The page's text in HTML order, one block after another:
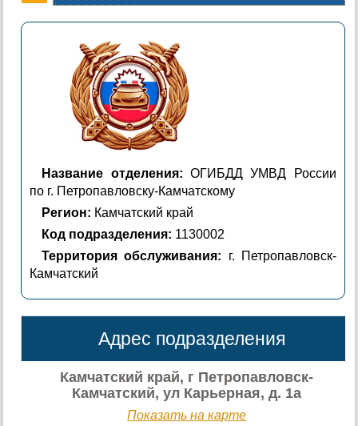
Название отделения: ОГИБДД УМВД России
по г. Петропавловску-Камчатскому
Регион: Камчатский край
Код подразделения: 1130002
Территория обслуживания: г. Петропавловск-
Камчатский
Адрес подразделения
Камчатский край, г Петропавловск-
Камчатский, ул Карьерная, д. 1а
Показать на карте